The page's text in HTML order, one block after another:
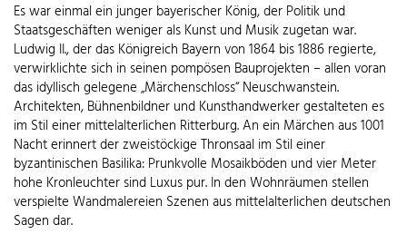
Es war einmal ein junger bayerischer König, der Politik und
Staatsgeschäften weniger als Kunst und Musik zugetan war.
Ludwig II., der das Königreich Bayern von 1864 bis 1886 regierte,
verwirklichte sich in seinen pompösen Bauprojekten – allen voran
das idyllisch gelegene „Märchenschloss“ Neuschwanstein.
Architekten, Bühnenbildner und Kunsthandwerker gestalteten es
im Stil einer mittelalterlichen Ritterburg. An ein Märchen aus 1001
Nacht erinnert der zweistöckige Thronsaal im Stil einer
byzantinischen Basilika: Prunkvolle Mosaikböden und vier Meter
hohe Kronleuchter sind Luxus pur. In den Wohnräumen stellen
verspielte Wandmalereien Szenen aus mittelalterlichen deutschen
Sagen dar.